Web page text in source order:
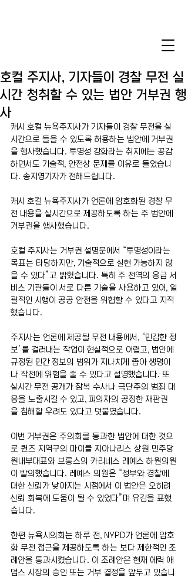
호컬 주지사, 기자들이 경찰 무전 실
시간 청취할 수 있는 법안 거부권 행
사
캐시 호컬 뉴욕주지사가 기자들이 경찰 무전을 실
시간으로 들을 수 있도록 허용하는 법안에 거부권
을 행사했습니다. 투명성 강화라는 취지에는 공감
하면서도 기술적, 안전상 문제를 이유로 들었습니
다. 송지영기자가 전해드립니다.
캐시 호컬 뉴욕주지사가 언론에 암호화된 경찰 무
전 내용을 실시간으로 제공하도록 하는 주 법안에
거부권을 행사했습니다.
호컬 주지사는 거부권 설명문에서 “투명성이라는
목표는 타당하지만, 기술적으로 실현 가능하지 않
을 수 있다”고 밝혔습니다. 특히 주 전역의 응급 서
비스 기관들이 서로 다른 기술을 사용하고 있어, 일
괄적인 시행이 공공 안전을 위협할 수 있다고 지적
했습니다.
주지사는 언론에 제공될 무전 내용에서, ‘민감한 정
보’를 걸러내는 작업이 현실적으로 어렵고, 법안에
규정된 민간 정보의 범위가 지나치게 좁아 생명이
나 작전에 위험을 줄 수 있다고 설명했습니다. 또
실시간 무전 공개가 잠복 수사나 극단주의 범죄 대
응을 노출시킬 수 있고, 피의자의 공정한 재판권
을 침해할 우려도 있다고 덧붙였습니다.
이번 거부권은 주의회를 통과한 법안에 대한 것으
로 퀸즈 지역구의 마이클 지아나리스 상원 민주당
원내부대표와 브롱스의 카리네스 레예스 하원의원
이 발의했습니다. 레예스 의원은 “정부와 경찰에
대한 신뢰가 낮아지는 시점에서 이 법안은 오히려
신뢰 회복에 도움이 될 수 있었다”며 유감을 표했
습니다.
한편 뉴욕시의회는 하루 전, NYPD가 언론에 암호
화 무전 접근을 제공하도록 하는 보다 제한적인 조
례안을 통과시켰습니다. 이 조례안은 현재 에릭 애
덤스 시장의 승인 또는 거부 결정을 앞두고 있습니